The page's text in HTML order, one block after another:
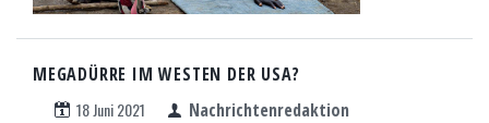
MEGADÜRRE IM WESTEN DER USA?
18 Juni 2021 Nachrichtenredaktion